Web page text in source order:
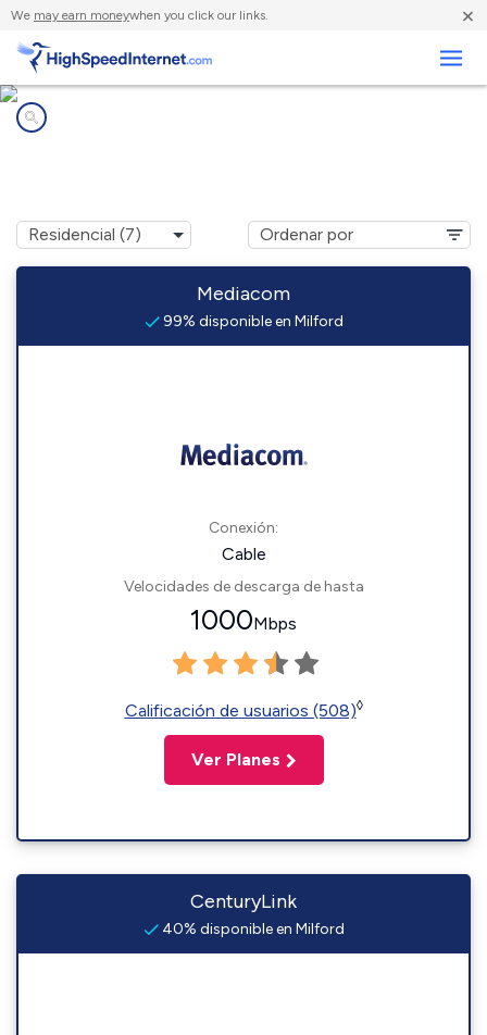
We may earn moneywhen you click our links. ×
Mediacom
99% disponible en Milford
Conexión:
Cable
Velocidades de descarga de hasta
1000Mbps
Calificación de usuarios (508)◊
Ver Planes
CenturyLink
40% disponible en Milford